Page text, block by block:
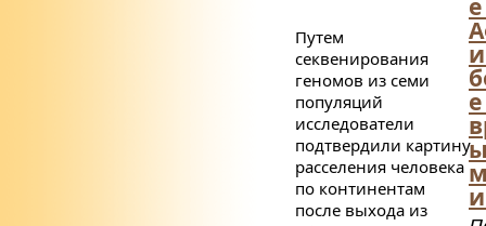
Путем
секвенирования
геномов из семи
популяций
исследователи
подтвердили картину
расселения человека
по континентам
после выхода из